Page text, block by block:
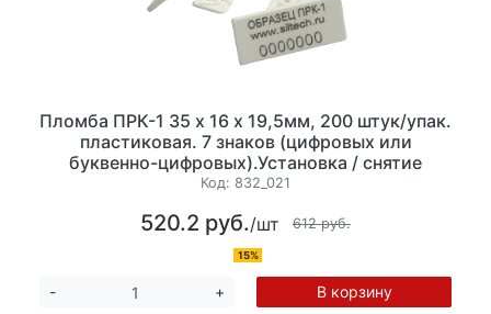
Пломба ПРК-1 35 х 16 х 19,5мм, 200 штук/упак.
пластиковая. 7 знаков (цифровых или
буквенно-цифровых).Установка / снятие
вручную
Код: 832_021
520.2 руб./шт 612 руб.
15%
- + В корзину